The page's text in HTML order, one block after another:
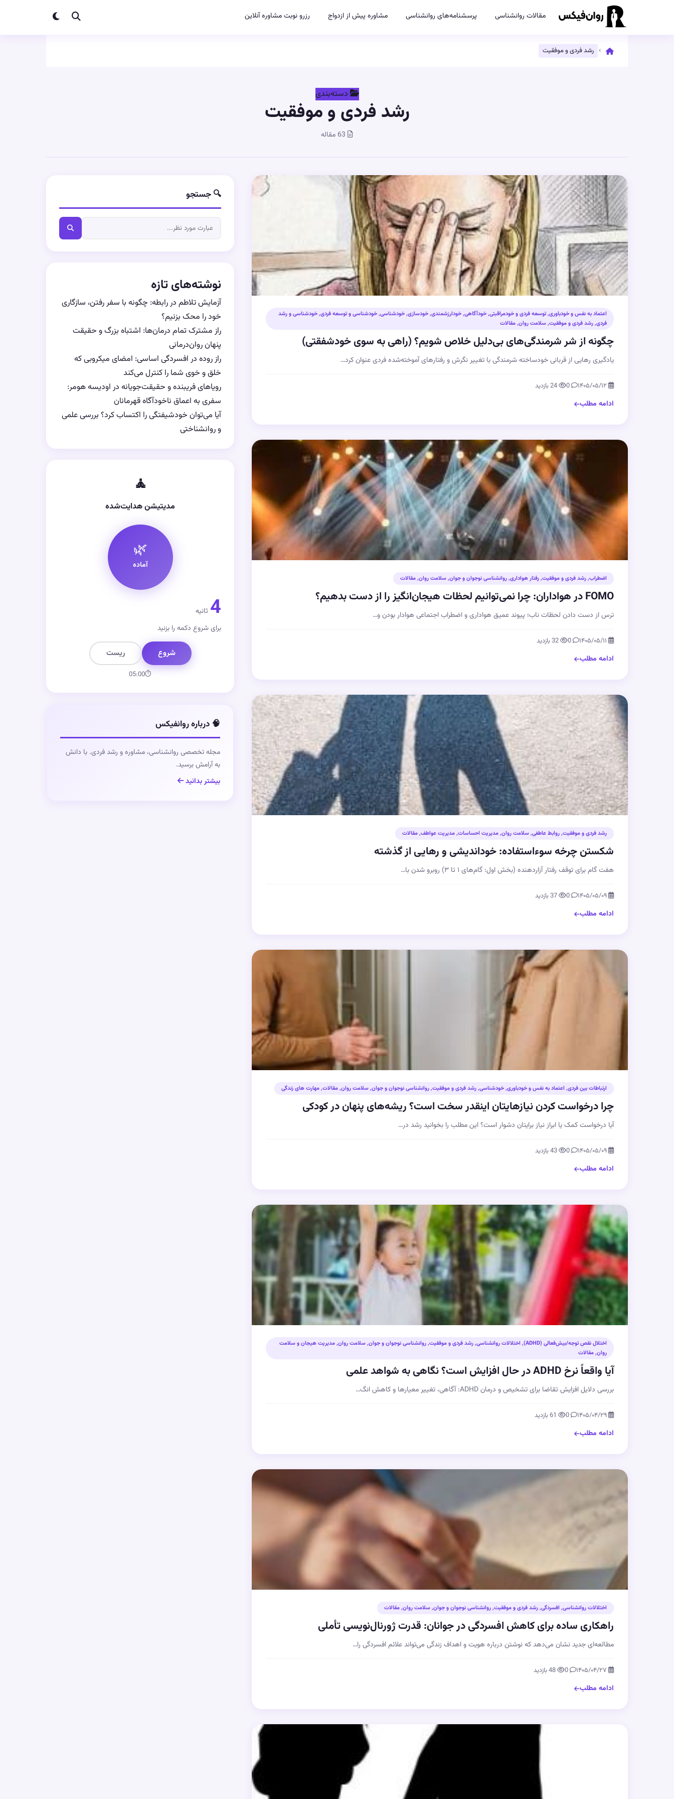
مقالات روانشناسی پرسشنامه‌های روانشناسی مشاوره پیش از ازدواج رزرو نوبت مشاوره آنلاین
› رشد فردی و موفقیت
دسته‌بندی
رشد فردی و موفقیت
اعتماد به نفس و خودباوری,توسعه فردی و خودمراقبتی,خودآگاهی,خودارزشمندی,خودسازی,خودشناسی,خودشناسی و توسعه فردی,خودشناسی و رشد
فردی,رشد فردی و موفقیت,سلامت روان,مقالات
چگونه از شر شرمندگی‌های بی‌دلیل خلاص شویم؟ (راهی به سوی خودشفقتی)
یادگیری رهایی از قربانی خودساخته شرمندگی با تغییر نگرش و رفتارهای آموخته‌شده فردی عنوان کرد…
ادامه مطلب
اضطراب,رشد فردی و موفقیت,رفتار هواداری,روانشناسی نوجوان و جوان,سلامت روان,مقالات
FOMO در هواداران: چرا نمی‌توانیم لحظات هیجان‌انگیز را از دست بدهیم؟
ترس از دست دادن لحظات ناب؛ پیوند عمیق هواداری و اضطراب اجتماعی هوادار بودن و…
ادامه مطلب
رشد فردی و موفقیت,روابط عاطفی,سلامت روان,مدیریت احساسات,مدیریت عواطف,مقالات
شکستن چرخه سوءاستفاده: خوداندیشی و رهایی از گذشته
هفت گام برای توقف رفتار آزاردهنده (بخش اول: گام‌های ۱ تا ۳) روبرو شدن با…
ادامه مطلب
ارتباطات بین فردی, اعتماد به نفس و خودباوری,خودشناسی,رشد فردی و موفقیت,روانشناسی نوجوان و جوان,سلامت روان,مقالات,مهارت های زندگی
چرا درخواست کردن نیازهایتان اینقدر سخت است؟ ریشه‌های پنهان در کودکی
آیا درخواست کمک یا ابراز نیاز برایتان دشوار است؟ این مطلب را بخوانید رشد در…
ادامه مطلب
اختلال نقص توجه/بیش‌فعالی (ADHD) , اختلالات روانشناسی,رشد فردی و موفقیت,روانشناسی نوجوان و جوان,سلامت روان,مدیریت هیجان و سلامت
روان,مقالات
آیا واقعاً نرخ ADHD در حال افزایش است؟ نگاهی به شواهد علمی
بررسی دلایل افزایش تقاضا برای تشخیص و درمان ADHD: آگاهی، تغییر معیارها و کاهش انگ‌…
ادامه مطلب
اختلالات روانشناسی, افسردگی,رشد فردی و موفقیت,روانشناسی نوجوان و جوان,سلامت روان,مقالات
راهکاری ساده برای کاهش افسردگی در جوانان: قدرت ژورنال‌نویسی تأملی
مطالعه‌ای جدید نشان می‌دهد که نوشتن درباره هویت و اهداف زندگی می‌تواند علائم افسردگی را…
ادامه مطلب
🔍 جستجو
نوشته‌های تازه
آزمایش تلاطم در رابطه: چگونه با سفر رفتن، سازگاری
خود را محک بزنیم؟
راز مشترک تمام درمان‌ها: اشتباه بزرگ و حقیقت
پنهان روان‌درمانی
راز روده در افسردگی اساسی: امضای میکروبی که
خلق و خوی شما را کنترل می‌کند
رویاهای فریبنده و حقیقت‌جویانه در اودیسه هومر:
سفری به اعماق ناخودآگاه قهرمانان
آیا می‌توان خودشیفتگی را اکتساب کرد؟ بررسی علمی
و روانشناختی
🧘
مدیتیشن هدایت‌شده
🌿
آماده
4 ثانیه
برای شروع دکمه را بزنید
شروع ریست
⏱
05:00
🧠 درباره روانفیکس
مجله تخصصی روانشناسی، مشاوره و رشد فردی. با دانش
به آرامش برسید.
بیشتر بدانید